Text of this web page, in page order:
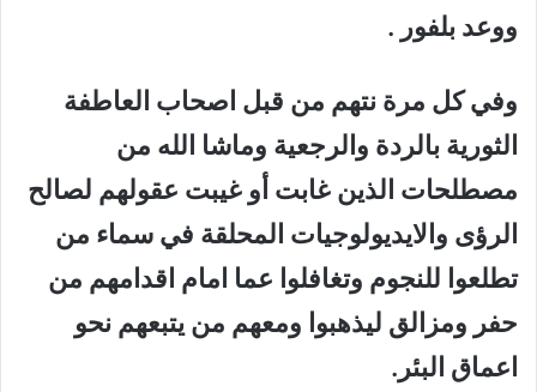
ووعد بلفور .
وفي كل مرة نتهم من قبل اصحاب العاطفة
الثورية بالردة والرجعية وماشا الله من
مصطلحات الذين غابت أو غيبت عقولهم لصالح
الرؤى والايديولوجيات المحلقة في سماء من
تطلعوا للنجوم وتغافلوا عما امام اقدامهم من
حفر ومزالق ليذهبوا ومعهم من يتبعهم نحو
اعماق البئر.